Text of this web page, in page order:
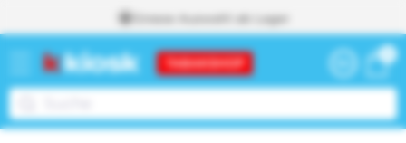
Inhalt
Grosse Auswahl ab Lager
0
0
Artikel